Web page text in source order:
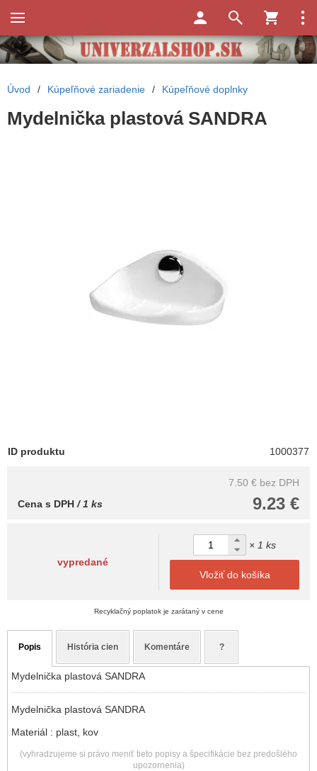
Úvod / Kúpeľňové zariadenie / Kúpeľňové doplnky
Mydelnička plastová SANDRA
ID produktu 1000377
7.50 € bez DPH
9.23 €
Cena s DPH/ 1 ks
vypredané
× 1 ks
Vložiť do košíka
Recyklačný poplatok je zarátaný v cene
Popis História cien Komentáre ?
Mydelnička plastová SANDRA
Mydelnička plastová SANDRA
Materiál : plast, kov
(vyhradzujeme si právo meniť tieto popisy a špecifikácie bez predošlého
upozornenia)